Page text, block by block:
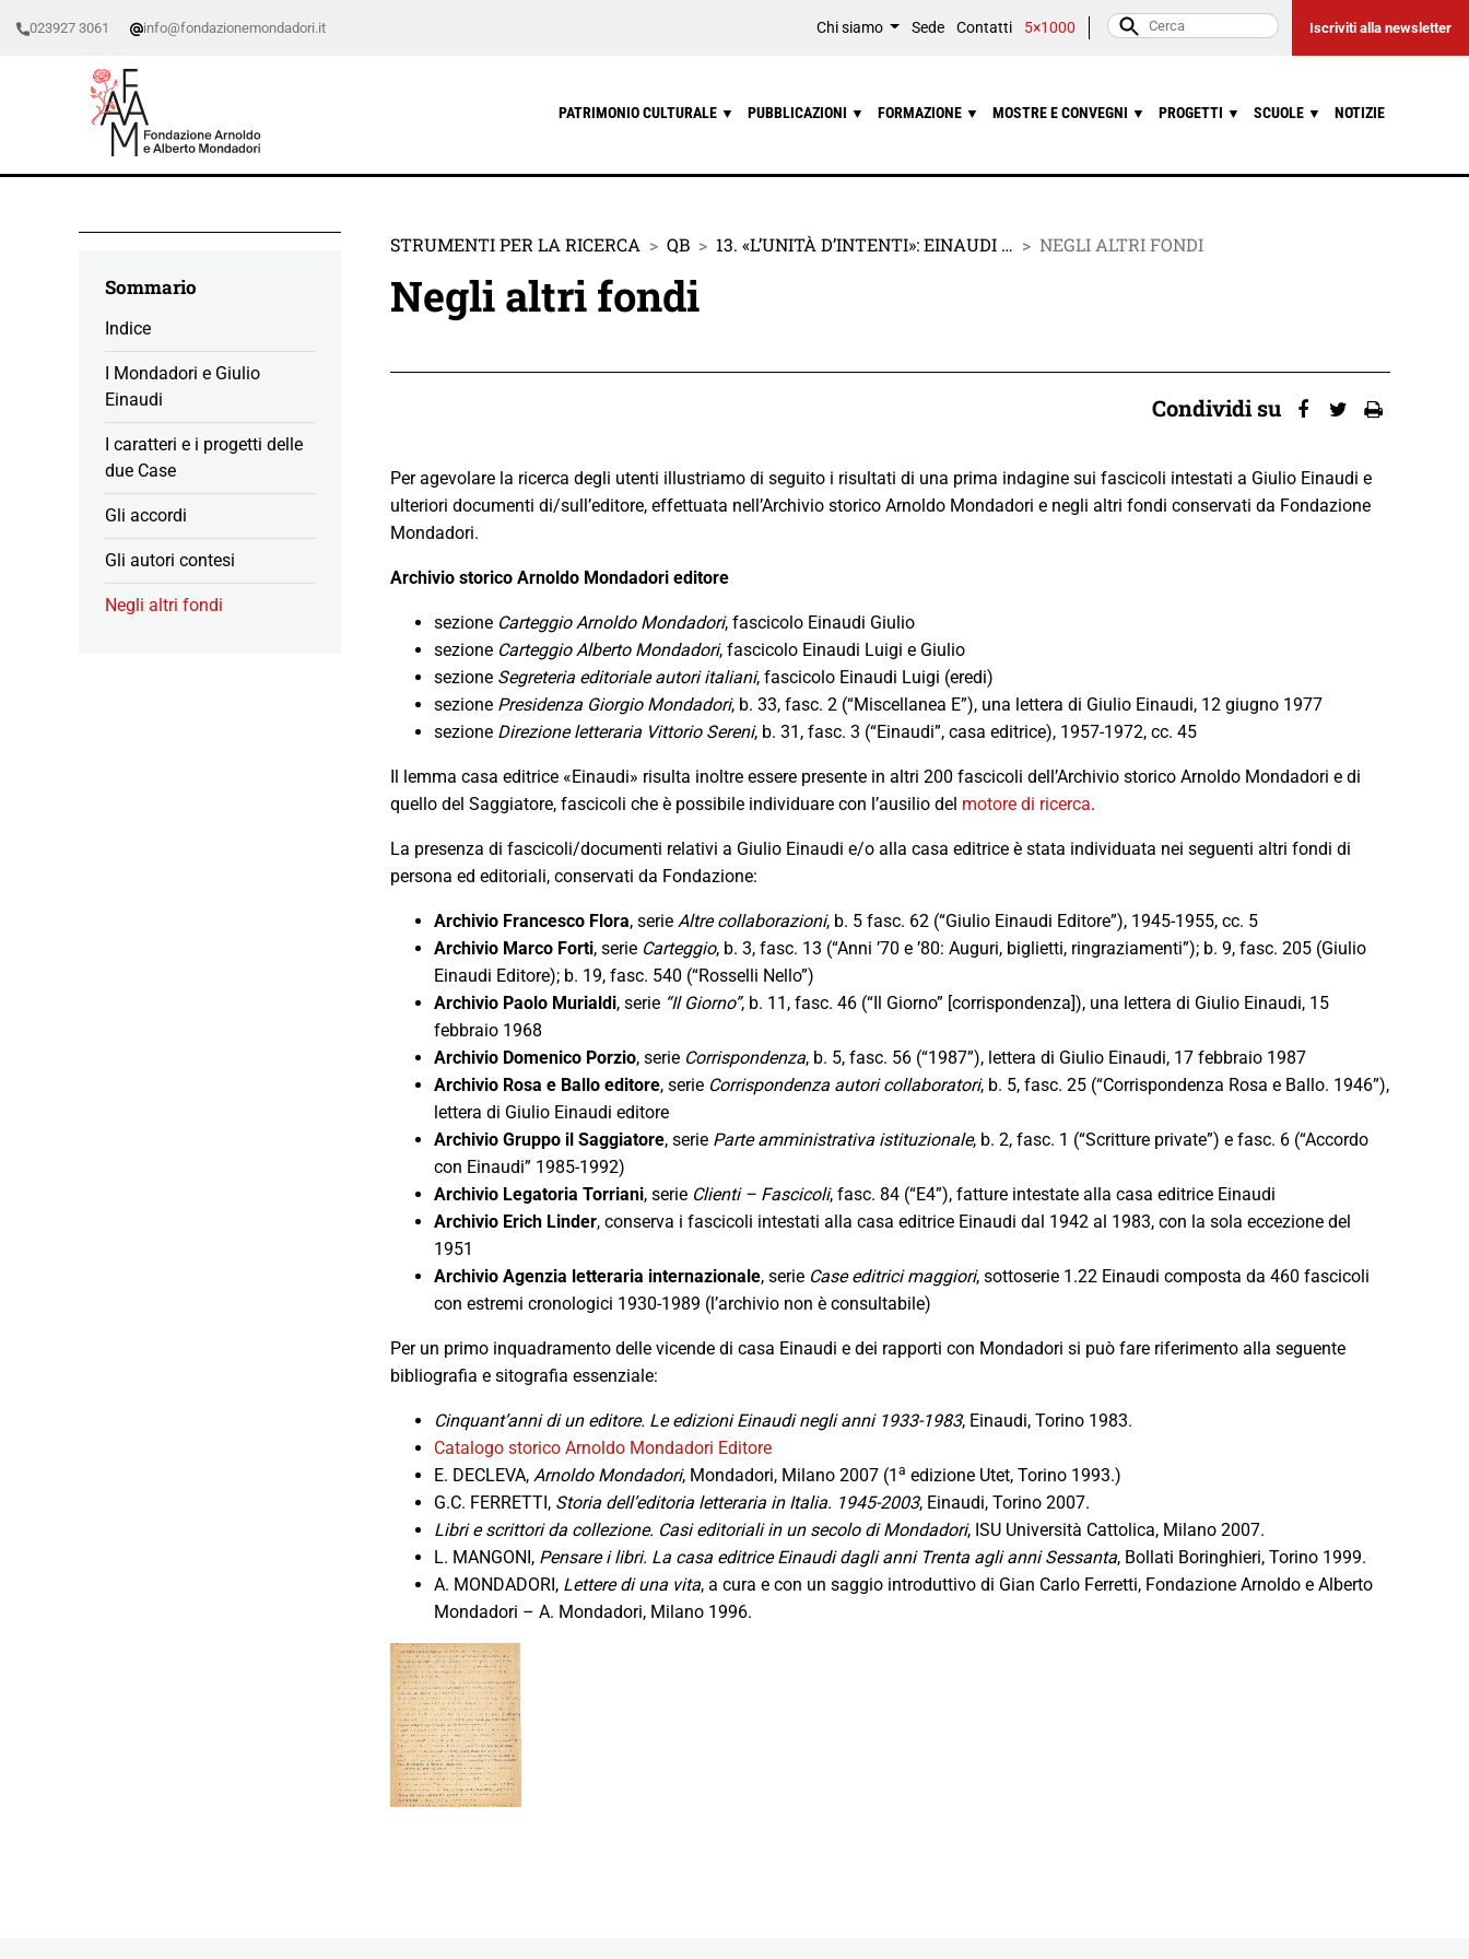
023927 3061 info@fondazionemondadori.it Chi siamo Sede Contatti 5×1000 Iscriviti alla newsletter
PATRIMONIO CULTURALE ▼ PUBBLICAZIONI ▼ FORMAZIONE ▼ MOSTRE E CONVEGNI ▼ PROGETTI ▼ SCUOLE ▼ NOTIZIE
Sommario
Indice
I Mondadori e Giulio
Einaudi
I caratteri e i progetti delle
due Case
Gli accordi
Gli autori contesi
Negli altri fondi
STRUMENTI PER LA RICERCA QB 13. «L’UNITÀ D’INTENTI»: EINAUDI … NEGLI ALTRI FONDI
Negli altri fondi
Condividi su
Per agevolare la ricerca degli utenti illustriamo di seguito i risultati di una prima indagine sui fascicoli intestati a Giulio Einaudi e
ulteriori documenti di/sull’editore, effettuata nell’Archivio storico Arnoldo Mondadori e negli altri fondi conservati da Fondazione
Mondadori.
Archivio storico Arnoldo Mondadori editore
sezione Carteggio Arnoldo Mondadori, fascicolo Einaudi Giulio
sezione Carteggio Alberto Mondadori, fascicolo Einaudi Luigi e Giulio
sezione Segreteria editoriale autori italiani, fascicolo Einaudi Luigi (eredi)
sezione Presidenza Giorgio Mondadori, b. 33, fasc. 2 (“Miscellanea E”), una lettera di Giulio Einaudi, 12 giugno 1977
sezione Direzione letteraria Vittorio Sereni, b. 31, fasc. 3 (“Einaudi”, casa editrice), 1957-1972, cc. 45
Il lemma casa editrice «Einaudi» risulta inoltre essere presente in altri 200 fascicoli dell’Archivio storico Arnoldo Mondadori e di
quello del Saggiatore, fascicoli che è possibile individuare con l’ausilio del motore di ricerca.
La presenza di fascicoli/documenti relativi a Giulio Einaudi e/o alla casa editrice è stata individuata nei seguenti altri fondi di
persona ed editoriali, conservati da Fondazione:
Archivio Francesco Flora, serie Altre collaborazioni, b. 5 fasc. 62 (“Giulio Einaudi Editore”), 1945-1955, cc. 5
Archivio Marco Forti, serie Carteggio, b. 3, fasc. 13 (“Anni ’70 e ’80: Auguri, biglietti, ringraziamenti”); b. 9, fasc. 205 (Giulio
Einaudi Editore); b. 19, fasc. 540 (“Rosselli Nello”)
Archivio Paolo Murialdi, serie “Il Giorno”, b. 11, fasc. 46 (“Il Giorno” [corrispondenza]), una lettera di Giulio Einaudi, 15
febbraio 1968
Archivio Domenico Porzio, serie Corrispondenza, b. 5, fasc. 56 (“1987”), lettera di Giulio Einaudi, 17 febbraio 1987
Archivio Rosa e Ballo editore, serie Corrispondenza autori collaboratori, b. 5, fasc. 25 (“Corrispondenza Rosa e Ballo. 1946”),
lettera di Giulio Einaudi editore
Archivio Gruppo il Saggiatore, serie Parte amministrativa istituzionale, b. 2, fasc. 1 (“Scritture private”) e fasc. 6 (“Accordo
con Einaudi” 1985-1992)
Archivio Legatoria Torriani, serie Clienti – Fascicoli, fasc. 84 (“E4”), fatture intestate alla casa editrice Einaudi
Archivio Erich Linder, conserva i fascicoli intestati alla casa editrice Einaudi dal 1942 al 1983, con la sola eccezione del
1951
Archivio Agenzia letteraria internazionale, serie Case editrici maggiori, sottoserie 1.22 Einaudi composta da 460 fascicoli
con estremi cronologici 1930-1989 (l’archivio non è consultabile)
Per un primo inquadramento delle vicende di casa Einaudi e dei rapporti con Mondadori si può fare riferimento alla seguente
bibliografia e sitografia essenziale:
Cinquant’anni di un editore. Le edizioni Einaudi negli anni 1933-1983, Einaudi, Torino 1983.
Catalogo storico Arnoldo Mondadori Editore
E. DECLEVA, Arnoldo Mondadori, Mondadori, Milano 2007 (1 a edizione Utet, Torino 1993.)
G.C. FERRETTI, Storia dell’editoria letteraria in Italia. 1945-2003, Einaudi, Torino 2007.
Libri e scrittori da collezione. Casi editoriali in un secolo di Mondadori, ISU Università Cattolica, Milano 2007.
L. MANGONI, Pensare i libri. La casa editrice Einaudi dagli anni Trenta agli anni Sessanta, Bollati Boringhieri, Torino 1999.
A. MONDADORI, Lettere di una vita, a cura e con un saggio introduttivo di Gian Carlo Ferretti, Fondazione Arnoldo e Alberto
Mondadori – A. Mondadori, Milano 1996.